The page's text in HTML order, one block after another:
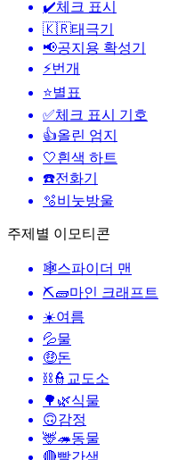
✔️체크 표시
🇰🇷태극기
📢공지용 확성기
⚡번개
⭐별표
✅체크 표시 기호
👍올린 엄지
🤍흰색 하트
☎️전화기
🫧비눗방울
주제별 이모티콘
🕸️스파이더 맨
⛏🧱마인 크래프트
☀️여름
💦물
🤑돈
⛓️👮 교도소
🌳🌿식물
🙃감정
🦌🦔동물
🔴빨간색